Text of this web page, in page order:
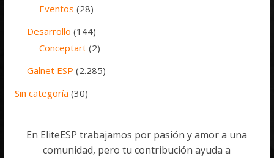
Eventos (28)
Desarrollo (144)
Conceptart (2)
Galnet ESP (2.285)
Sin categoría (30)
En EliteESP trabajamos por pasión y amor a una
comunidad, pero tu contribución ayuda a